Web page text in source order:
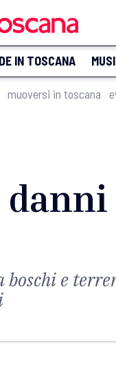
IN TOSCANA
muoversi in toscana
e